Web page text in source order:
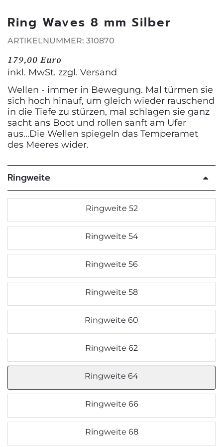
Ring Waves 8 mm Silber
ARTIKELNUMMER: 310870
179,00 Euro
inkl. MwSt. zzgl. Versand
Wellen - immer in Bewegung. Mal türmen sie
sich hoch hinauf, um gleich wieder rauschend
in die Tiefe zu stürzen, mal schlagen sie ganz
sacht ans Boot und rollen sanft am Ufer
aus...Die Wellen spiegeln das Temperamet
des Meeres wider.
Ringweite
Ringweite 52
Ringweite 54
Ringweite 56
Ringweite 58
Ringweite 60
Ringweite 62
Ringweite 64
Ringweite 66
Ringweite 68